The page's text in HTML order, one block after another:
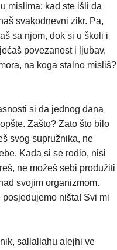
mislima: kad ste išli da
svakodnevni zikr. Pa,
sa njom, dok si u školi i
povezanost i ljubav,
na koga stalno misliš?
si da jednog dana
Zašto? Zato što bilo
svog supružnika, ne
Kada si se rodio, nisi
ne možeš sebi produžiti
svojim organizmom.
ništa! Svi mi
sallallahu alejhi ve